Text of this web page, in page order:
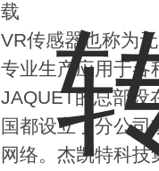
载
VR传感器也称为
专业生产应用于各
JAQUET的总部设
国都设立了分公
网络。杰凯特科